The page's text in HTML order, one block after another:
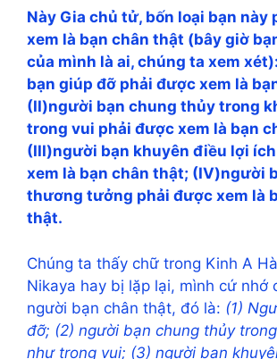
Này Gia chủ tử, bốn loại bạn này
xem là bạn chân thật (bây giờ
của mình là ai, chúng ta xem
bạn giúp đỡ phải được xem là
(II)người bạn chung thủy trong
trong vui phải được xem là bạn
(III)người bạn khuyên điều lợi
xem là bạn chân thật; (IV)người
thương tưởng phải được xem là
thật.
Chúng ta thấy chữ trong Kinh A
Nikaya hay bị lặp lại, mình cứ nhớ
người bạn chân thật, đó là: (1)
đỡ; (2) người bạn chung thủy
như trong vui; (3) người bạn